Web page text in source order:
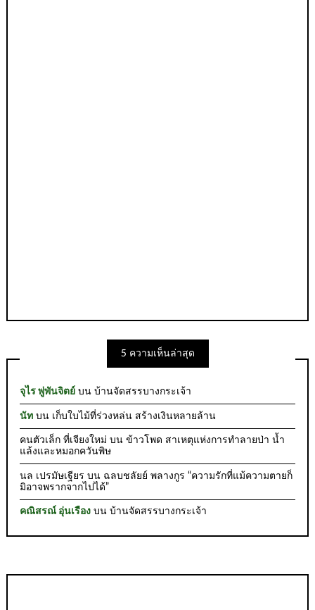
5 ความเห็นล่าสุด
จุไร พู่พันจิตย์ บนบ้านจัดสรรบางกระเจ้า
นัท บน เก็บใบไม้ที่ร่วงหล่น สร้างเงินหลายล้าน
คนตัวเล็ก ที่เจียงใหม่ บนข้าวโพด สาเหตุแห่งการทำลายป่า น้ำ
แล้งและหมอกควันพิษ
นล เปรมัษเฐียร บน ฉลบชลัยย์ พลางกูร “ความรักที่แม้ความตายก็
มิอาจพรากจากไปได้”
คณิสรณ์ อุ่นเรือง บนบ้านจัดสรรบางกระเจ้า